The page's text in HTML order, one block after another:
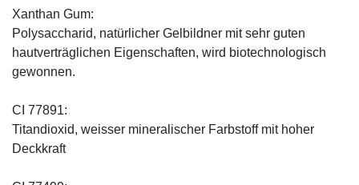
Xanthan Gum:
Polysaccharid, natürlicher Gelbildner mit sehr guten
hautverträglichen Eigenschaften, wird biotechnologisch
gewonnen.
CI 77891:
Titandioxid, weisser mineralischer Farbstoff mit hoher
Deckkraft